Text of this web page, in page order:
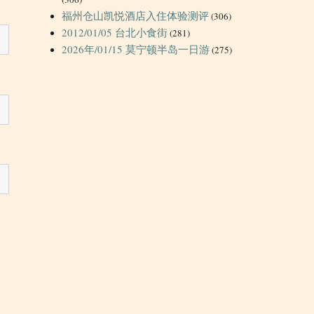
福州仓山凯悦酒店入住体验测评(306)
2012/01/05 台北小食街(281)
2026年/01/15 莫宁顿半岛一日游(275)